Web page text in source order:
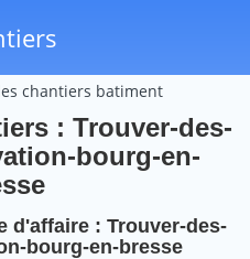
chantiers batiment
: Trouver-des-
bourg-en-
d'affaire : Trouver-des-
bourg-en-bresse